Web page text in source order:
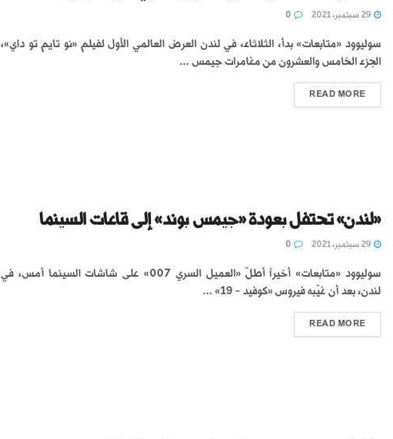
سوليوود «متابعات» بدأ، الثلاثاء، في لندن العرض العالمي الأول لفيلم «نو تايم تو داي»،
الجزء الخامس والعشرون من مغامرات جيمس ...
READ MORE
«لندن» تحتفل بعودة «جيمس بوند» إلى قاعات السينما
سوليوود «متابعات» أخيراً أطلّ «العميل السري 007» على شاشات السينما أمس، في
لندن، بعد أن غيّبه فيروس «كوفيد - 19» ...
READ MORE